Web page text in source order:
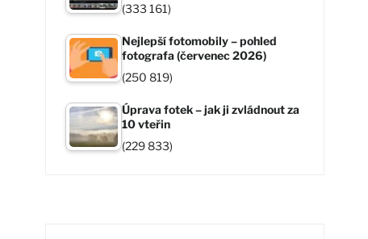
(333 161)
Nejlepší fotomobily – pohled
fotografa (červenec 2026)
(250 819)
Úprava fotek – jak ji zvládnout za
10 vteřin
(229 833)